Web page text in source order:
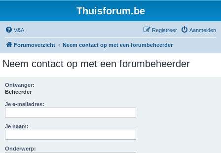
Thuisforum.be
V&A Aanmelden
Registreer
Forumoverzicht Neem contact op met een forumbeheerder
Neem contact op met een forumbeheerder
Ontvanger:
Beheerder
Je e-mailadres:
Je naam:
Onderwerp: